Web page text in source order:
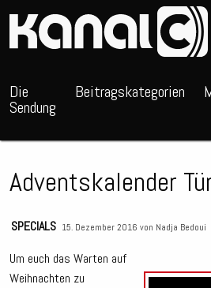
Die
Sendung
Beitragskategorien
Adventskalender
SPECIALS 15. Dezember 2016 von Nadja Bedoui
Um euch das Warten auf
Weihnachten zu